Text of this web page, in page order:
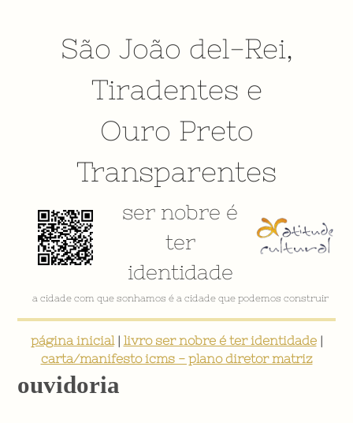
São João del-Rei,
Tiradentes e
Ouro Preto
Transparentes
ser nobre é
ter
identidade
a cidade com que sonhamos é a cidade que podemos construir
página inicial| livro ser nobre é ter identidade|
carta/manifesto icms - plano diretor matriz
ouvidoria